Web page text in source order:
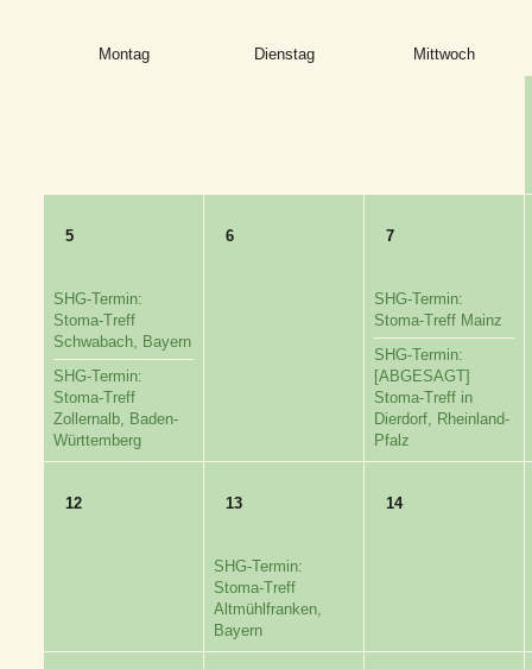
Montag Dienstag Mittwoch
5
SHG-Termin:
Stoma-Treff
Schwabach, Bayern
SHG-Termin:
Stoma-Treff
Zollernalb, Baden-
Württemberg
6 7
SHG-Termin:
Stoma-Treff Mainz
SHG-Termin:
[ABGESAGT]
Stoma-Treff in
Dierdorf, Rheinland-
Pfalz
12 13
SHG-Termin:
Stoma-Treff
Altmühlfranken,
Bayern
14